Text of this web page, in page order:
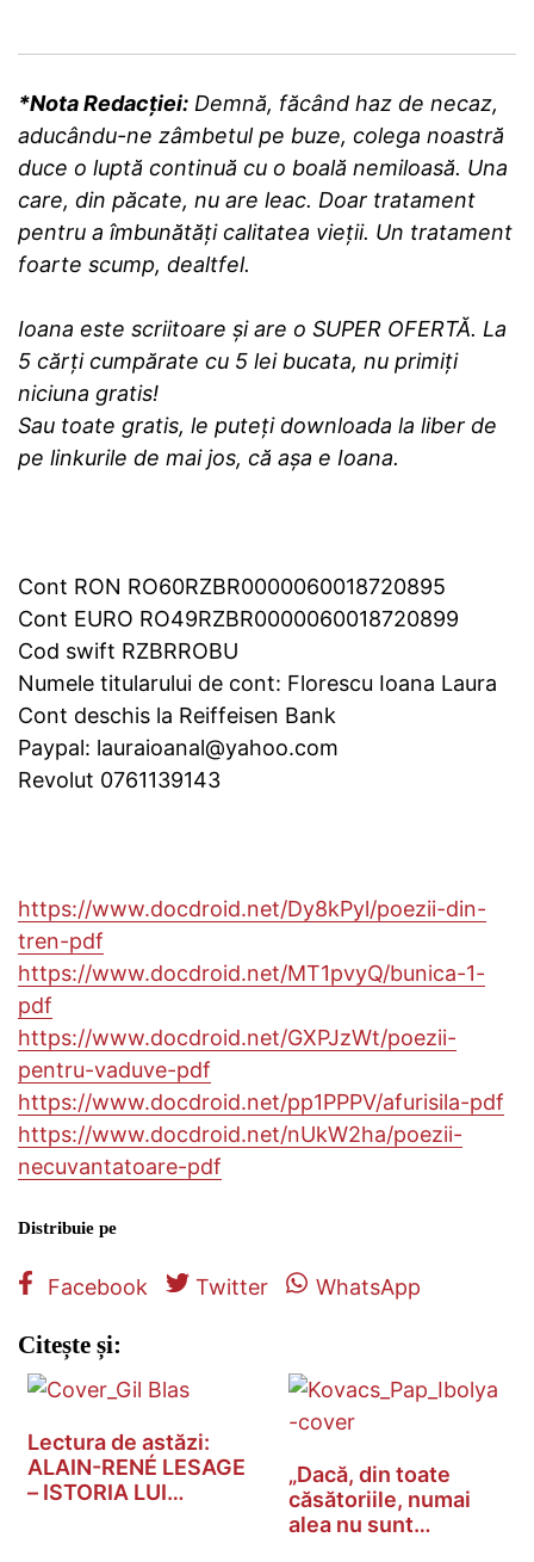
*Nota Redacției: Demnă, făcând haz de necaz,
aducându-ne zâmbetul pe buze, colega noastră
duce o luptă continuă cu o boală nemiloasă. Una
care, din păcate, nu are leac. Doar tratament
pentru a îmbunătăți calitatea vieții. Un tratament
foarte scump, dealtfel.
Ioana este scriitoare și are o SUPER OFERTĂ. La
5 cărți cumpărate cu 5 lei bucata, nu primiți
niciuna gratis!
Sau toate gratis, le puteți downloada la liber de
pe linkurile de mai jos, că așa e Ioana.
Cont RON RO60RZBR0000060018720895
Cont EURO RO49RZBR0000060018720899
Cod swift RZBRROBU
Numele titularului de cont: Florescu Ioana Laura
Cont deschis la Reiffeisen Bank
Paypal: lauraioanal@yahoo.com
Revolut 0761139143
https://www.docdroid.net/Dy8kPyl/poezii-din-
tren-pdf
https://www.docdroid.net/MT1pvyQ/bunica-1-
pdf
https://www.docdroid.net/GXPJzWt/poezii-
pentru-vaduve-pdf
https://www.docdroid.net/pp1PPPV/afurisila-pdf
https://www.docdroid.net/nUkW2ha/poezii-
necuvantatoare-pdf
Distribuie pe
Facebook Twitter WhatsApp
Citește și:
Lectura de astăzi:
ALAIN-RENÉ LESAGE
– ISTORIA LUI…
„Dacă, din toate
căsătoriile, numai
alea nu sunt…